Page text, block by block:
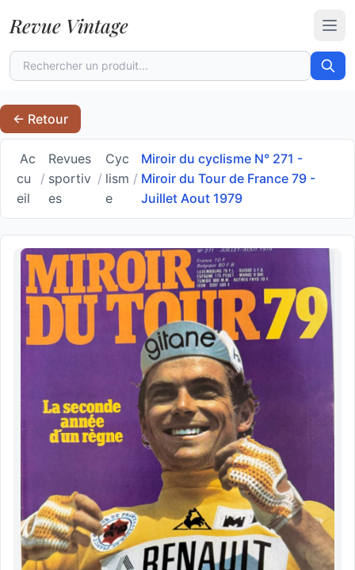
Revue Vintage
← Retour
Ac
cu
eil
/
Revues
sportiv
es
/
Cyc
lism
e
/
Miroir du cyclisme N° 271 -
Miroir du Tour de France 79 -
Juillet Aout 1979